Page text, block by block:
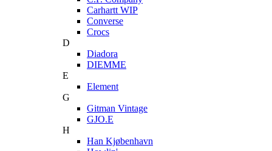
Carhartt WIP
Converse
Crocs
D
Diadora
DIEMME
E
Element
G
Gitman Vintage
GJO.E
H
Han Kjøbenhavn